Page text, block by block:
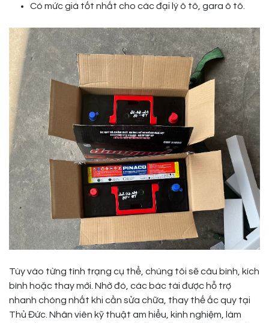
Có mức giá tốt nhất cho các đại lý ô tô, gara ô tô.
Tùy vào từng tình trạng cụ thể, chúng tôi sẽ câu bình, kích
bình hoặc thay mới. Nhờ đó, các bác tài được hỗ trợ
nhanh chóng nhất khi cần sửa chữa, thay thế ắc quy tại
Thủ Đức. Nhân viên kỹ thuật am hiểu, kinh nghiệm, làm